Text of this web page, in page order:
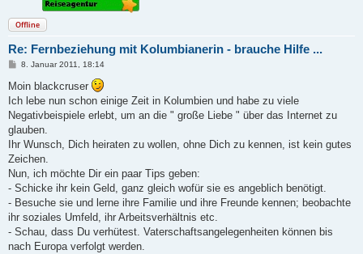
Offline
Re: Fernbeziehung mit Kolumbianerin - brauche Hilfe ...
B
i
t
r
a
g
8. Januar 2011, 18:14
Moin blackcruser
Ich lebe nun schon einige Zeit in Kolumbien und habe zu viele
Negativbeispiele erlebt, um an die " große Liebe " über das Internet zu
glauben.
Ihr Wunsch, Dich heiraten zu wollen, ohne Dich zu kennen, ist kein gutes
Zeichen.
Nun, ich möchte Dir ein paar Tips geben:
- Schicke ihr kein Geld, ganz gleich wofür sie es angeblich benötigt.
- Besuche sie und lerne ihre Familie und ihre Freunde kennen; beobachte
ihr soziales Umfeld, ihr Arbeitsverhältnis etc.
- Schau, dass Du verhütest. Vaterschaftsangelegenheiten können bis
nach Europa verfolgt werden.